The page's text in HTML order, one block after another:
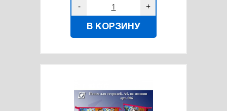
- +
В КОРЗИНУ